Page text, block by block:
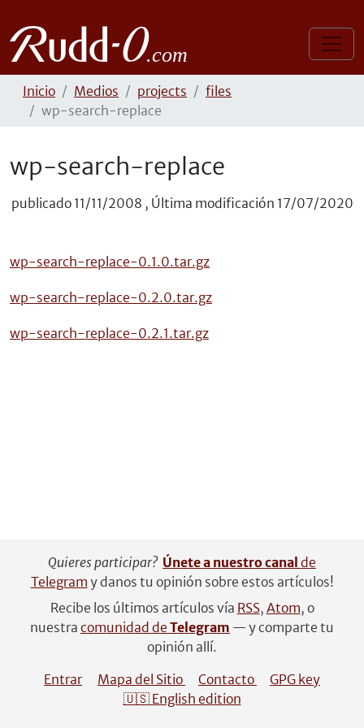
Inicio Medios projects
files
wp-search-replace
wp-search-replace
publicado 11/11/2008 , Última modificación 17/07/2020
wp-search-replace-0.1.0.tar.gz
wp-search-replace-0.2.0.tar.gz
wp-search-replace-0.2.1.tar.gz
Quieres participar? Únete a nuestro canal de
Telegram y danos tu opinión sobre estos artículos!
Recibe los últimos artículos vía RSS, Atom, o
nuestra comunidad de Telegram — y comparte tu
opinión allí.
Entrar
Mapa del Sitio Contacto
GPG key
🇺🇸 English edition